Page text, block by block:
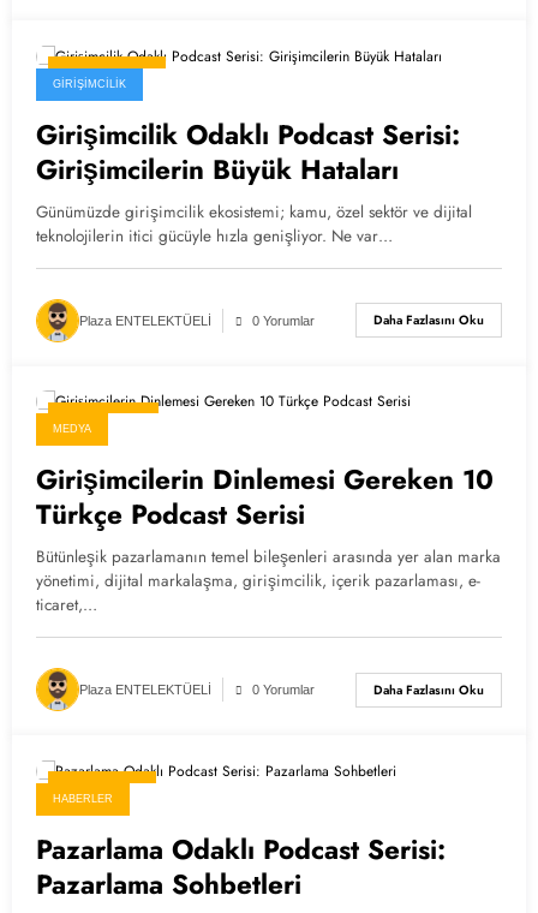
23 Mayıs 2026
GIRIŞIMCILIK
Girişimcilik Odaklı Podcast Serisi:
Girişimcilerin Büyük Hataları
Günümüzde girişimcilik ekosistemi; kamu, özel sektör ve dijital
teknolojilerin itici gücüyle hızla genişliyor. Ne var…
Plaza ENTELEKTÜELİ 0 Yorumlar Daha Fazlasını Oku
4 Mayıs 2026
MEDYA
Girişimcilerin Dinlemesi Gereken 10
Türkçe Podcast Serisi
Bütünleşik pazarlamanın temel bileşenleri arasında yer alan marka
yönetimi, dijital markalaşma, girişimcilik, içerik pazarlaması, e-
ticaret,…
Plaza ENTELEKTÜELİ 0 Yorumlar Daha Fazlasını Oku
HABERLER
Pazarlama Odaklı Podcast Serisi:
Pazarlama Sohbetleri